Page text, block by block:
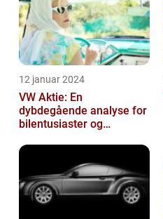
12 januar 2024
VW Aktie: En
dybdegående analyse for
bilentusiaster og